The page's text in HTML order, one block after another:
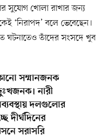
সুযোগ খোলা রাখার জন্য
‘নিরাপদ’ বলে ভেবেছেন।
ঘটনাতেও তাঁদের সংসদে খুব
সম্মানজনক
নারী
দলগুলোর
দীর্ঘদিনের
সরাসরি